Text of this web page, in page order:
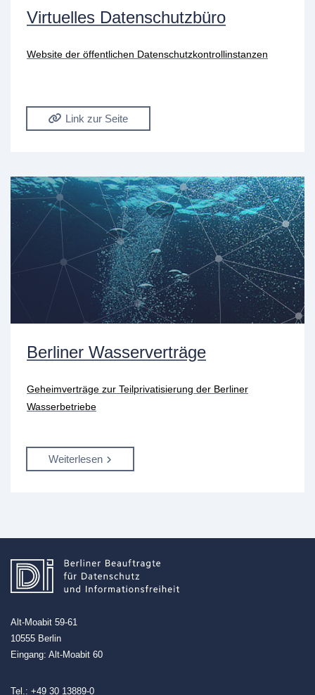
Virtuelles Datenschutzbüro
Website der öffentlichen Datenschutzkontrollinstanzen
Link zur Seite
Berliner Wasserverträge
Geheimverträge zur Teilprivatisierung der Berliner
Wasserbetriebe
Weiterlesen
Alt-Moabit 59-61
10555 Berlin
Eingang: Alt-Moabit 60
Tel.: +49 30 13889-0